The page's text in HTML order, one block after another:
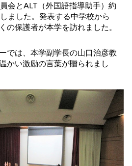
会とALT（外国語指導助手）約
ました。発表する中学校から
の保護者が本学を訪れました。
では、本学副学長の山口治彦教
かい激励の言葉が贈られまし